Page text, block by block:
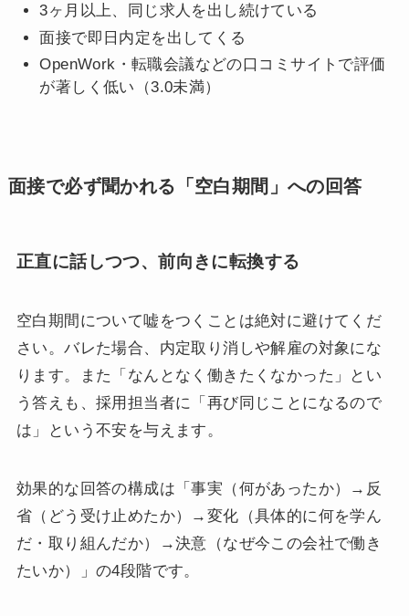
3ヶ月以上、同じ求人を出し続けている
面接で即日内定を出してくる
OpenWork・転職会議などの口コミサイトで評価
が著しく低い（3.0未満）
面接で必ず聞かれる「空白期間」への回答
正直に話しつつ、前向きに転換する
空白期間について嘘をつくことは絶対に避けてくだ
さい。バレた場合、内定取り消しや解雇の対象にな
ります。また「なんとなく働きたくなかった」とい
う答えも、採用担当者に「再び同じことになるので
は」という不安を与えます。
効果的な回答の構成は「事実（何があったか）→反
省（どう受け止めたか）→変化（具体的に何を学ん
だ・取り組んだか）→決意（なぜ今この会社で働き
たいか）」の4段階です。